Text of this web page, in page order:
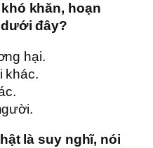
khăn, hoạn
đây?
hại.
khác.
là suy nghĩ, nói